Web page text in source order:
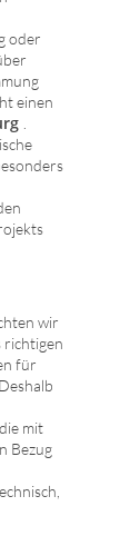
oder
einen
wir
richtigen
für
mit
Bezug